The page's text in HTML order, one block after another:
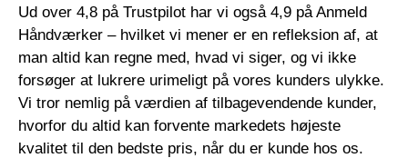
Ud over 4,8 på Trustpilot har vi også 4,9 på Anmeld
Håndværker – hvilket vi mener er en refleksion af, at
man altid kan regne med, hvad vi siger, og vi ikke
forsøger at lukrere urimeligt på vores kunders ulykke.
Vi tror nemlig på værdien af tilbagevendende kunder,
hvorfor du altid kan forvente markedets højeste
kvalitet til den bedste pris, når du er kunde hos os.